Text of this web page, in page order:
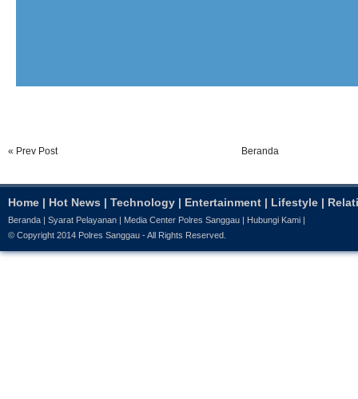
« Prev Post Beranda
Home | Hot News | Technology | Entertainment | Lifestyle |
Beranda Syarat Pelayanan Media Center Polres Sanggau Hubungi Kami
© Copyright 2014 Polres Sanggau - All Rights Reserved.